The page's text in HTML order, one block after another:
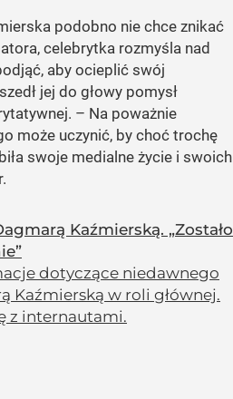
podobno nie chce znikać
celebrytka rozmyśla nad
aby ocieplić swój
jej do głowy pomysł
– Na poważnie
może uczynić, by choć trochę
swoje medialne życie i swoich
Kaźmierską. „Zostało
dotyczące niedawnego
Kaźmierską w roli głównej.
z internautami.